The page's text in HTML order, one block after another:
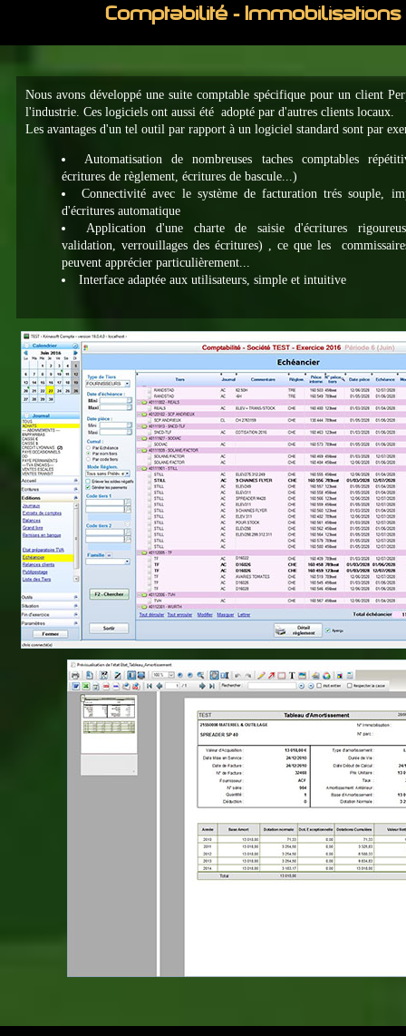
Comptabilité - Immobilisations
Nous avons développé une suite comptable spécifique pour un client
l'industrie. Ces logiciels ont aussi été adopté par d'autres clients locaux.
Les avantages d'un tel outil par rapport à un logiciel standard sont par
Automatisation de nombreuses taches comptables
écritures de règlement, écritures de bascule...)
Connectivité avec le système de facturation trés souple,
d'écritures automatique
Application d'une charte de saisie d'écritures
validation, verrouillages des écritures) , ce que les
peuvent apprécier particulièrement...
Interface adaptée aux utilisateurs, simple et intuitive